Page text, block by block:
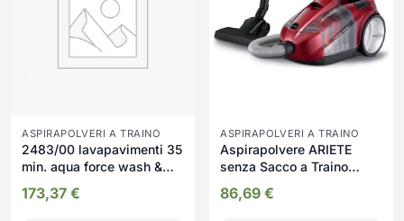
ASPIRAPOLVERI A TRAINO
2483/00 lavapavimenti 35
min. aqua force wash &
173,37 €
ASPIRAPOLVERI A TRAINO
Aspirapolvere ARIETE
senza Sacco a Traino
2791/50
86,69 €